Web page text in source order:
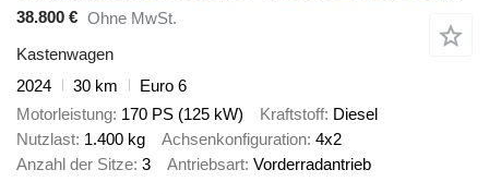
38.800 € Ohne MwSt.
Kastenwagen
2024
30 km
Euro 6
Motorleistung 170 PS (125 kW) Kraftstoff Diesel
Nutzlast 1.400 kg Achsenkonfiguration 4x2
Anzahl der Sitze 3 Antriebsart Vorderradantrieb